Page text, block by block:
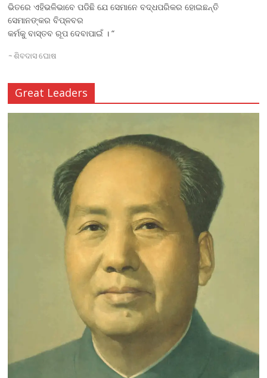
ଭିତରେ ଏହିଭଳିଭାବେ ପଡିଛି ଯେ ସେମାନେ ବଦ୍ଧପରିକର ହୋଇଛନ୍ତି
ସେମାନଙ୍କର ବିପ୍ଳବର
କର୍ମକୁ ବାସ୍ତବ ରୂପ ଦେବାପାଇଁ । “
~ଶିବଦାସ ଘୋଷ
Great Leaders